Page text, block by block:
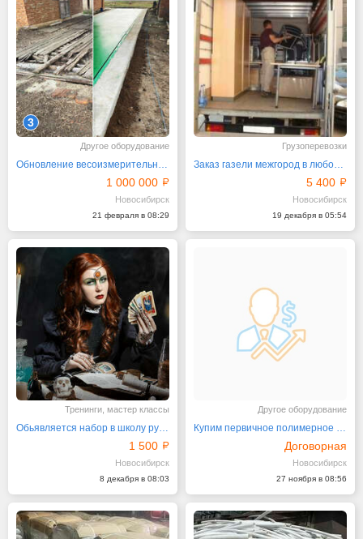
3
Другое оборудование
Обновление весоизмерительного оборудования
1 000 000
Новосибирск
21 февраля в 08:29
Грузоперевозки
Зaкaз газели мeжгород в любой город РФ
5 400
Новосибирск
19 декабря в 05:54
Тренинги, мастер классы
Обьявляется набор в школу русского чернокнижия
1 500
Новосибирск
8 декабря в 08:03
Другое оборудование
Купим первичное полимерное сырье
Договорная
Новосибирск
27 ноября в 08:56